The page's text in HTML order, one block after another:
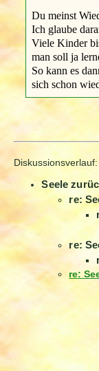
Du meinst
Ich glaube
Viele Kinder
man soll ja
So kann es
sich schon
Diskussionsverlauf:
Seele
re:
re:
re: